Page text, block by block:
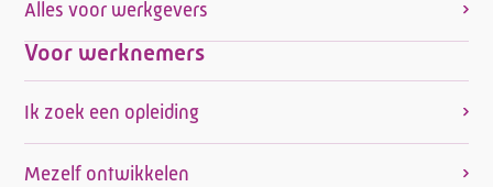
Alles voor werkgevers
Voor werknemers
Ik zoek een opleiding
Mezelf ontwikkelen